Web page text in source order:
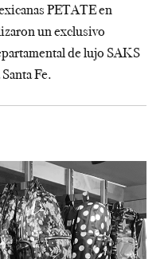
PETATE en
un exclusivo
de lujo SAKS
Fe.